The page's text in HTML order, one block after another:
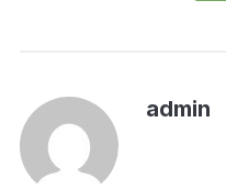
admin